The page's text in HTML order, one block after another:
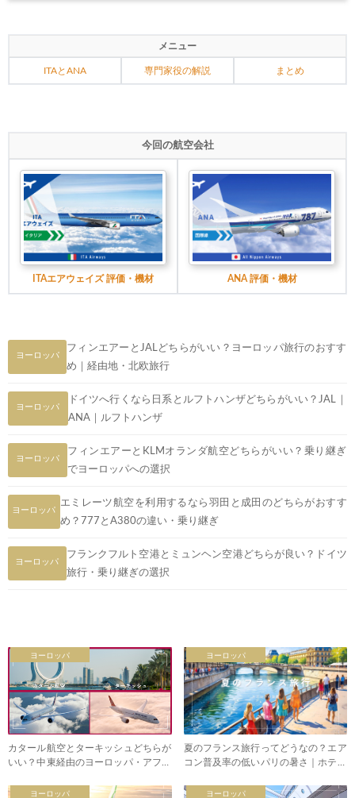
メニュー
ITAとANA 専門家役の解説 まとめ
今回の航空会社
ITAエアウェイズ 評価・機材 ANA 評価・機材
ヨーロッパ
フィンエアーとJALどちらがいい？ヨーロッパ旅行のおすす
め｜経由地・北欧旅行
ヨーロッパ
ドイツへ行くなら日系とルフトハンザどちらがいい？JAL｜
ANA｜ルフトハンザ
ヨーロッパ
フィンエアーとKLMオランダ航空どちらがいい？乗り継ぎ
でヨーロッパへの選択
ヨーロッパ
エミレーツ航空を利用するなら羽田と成田のどちらがおすす
め？777とA380の違い・乗り継ぎ
ヨーロッパ
フランクフルト空港とミュンヘン空港どちらが良い？ドイツ
旅行・乗り継ぎの選択
ヨーロッパ
カタール航空とターキッシュどちらが
いい？中東経由のヨーロッパ・アフリ
ヨーロッパ
夏のフランス旅行ってどうなの？エア
コン普及率の低いパリの暑さ｜ホテル
ヨーロッパ ヨーロッパ